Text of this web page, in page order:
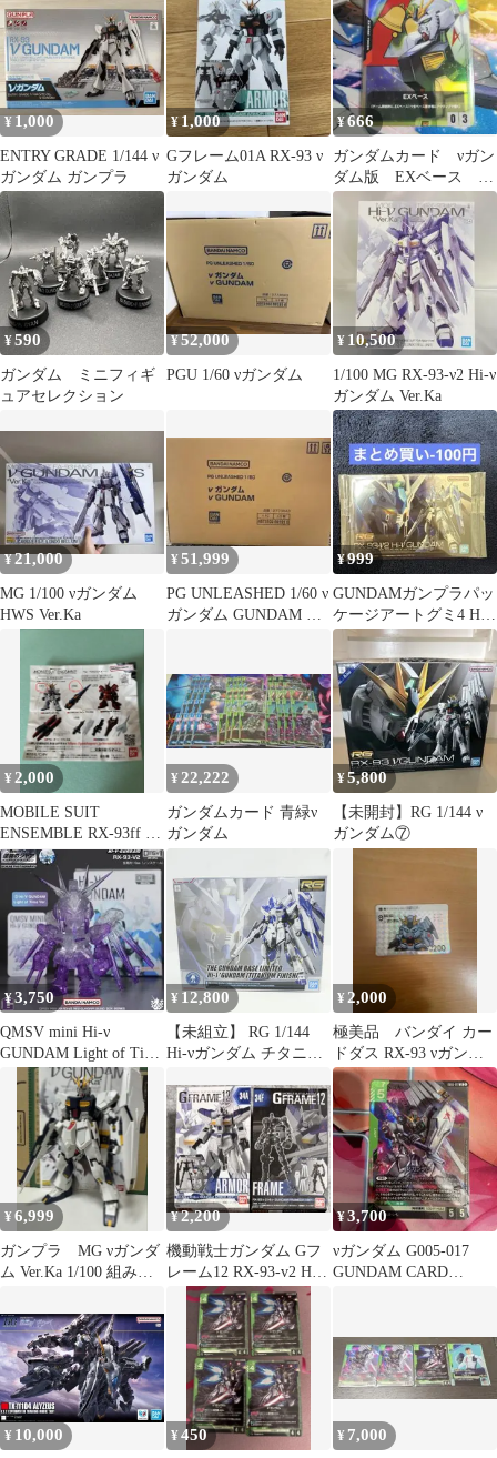
¥1,000
ENTRY GRADE 1/144 ν
ガンダム ガンプラ
¥ 1,000
Gフレーム01A RX-93 ν
ガンダム
¥666
ガンダムカード νガン
ダム版 EXベース 1
枚
¥590
ガンダム ミニフィギ
ュアセレクション
¥52,000
PGU 1/60 νガンダム
¥ 10,500
1/100 MG RX-93-ν2 Hi-ν
ガンダム Ver.Ka
¥21,000
MG 1/100 νガンダム
HWS Ver.Ka
¥51,999
PG UNLEASHED 1/60 ν
ガンダム GUNDAM ニ
¥999
GUNDAMガンプラパッ
ケージアートグミ4 Hi-ν
ガンダム 368
¥2,000
MOBILE SUIT
ENSEMBLE RX-93ff ν
ガンダム
¥22,222
ガンダムカード 青緑ν
ガンダム
¥5,800
【未開封】RG 1/144 ν
ガンダム⑦
¥3,750
QMSV mini Hi-ν
GUNDAM Light of Time
¥ 12,800
【未組立】 RG 1/144
Hi-νガンダム チタニウ
デル ※内袋未開封
¥ 2,000
極美品 バンダイ カー
ドダス RX-93 νガンダ
ム
¥6,999
ガンプラ MG νガンダ
ム Ver.Ka 1/100 組み立
¥2,200
機動戦士ガンダム Gフ
レーム12 RX-93-v2 Hi-ν
ガンダム
¥3,700
νガンダム G005-017
GUNDAM CARD
¥ 10,000 ¥450 ¥ 7,000